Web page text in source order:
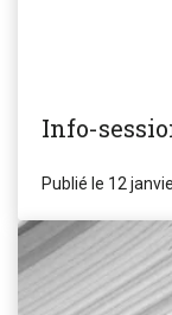
Info-
Publié le 12